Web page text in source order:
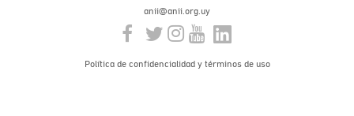
anii@anii.org.uy
Política de confidencialidad y términos de uso